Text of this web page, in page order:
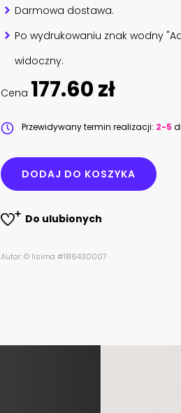
Darmowa dostawa.
Po wydrukowaniu znak wodny
widoczny.
Cena 177.60 zł
Przewidywany termin realizacji: 2-5
DODAJ DO KOSZYKA
Do ulubionych
Autor: © lisima #186430007